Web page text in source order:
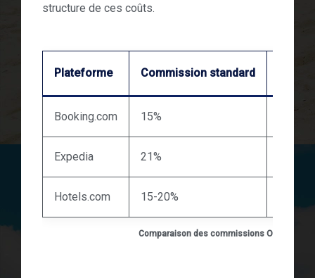
structure de ces coûts.
Comparaison des commissions OTA 2024
Plateforme Commission standard
Booking.com 15%
Expedia 21%
Hotels.com 15-20%